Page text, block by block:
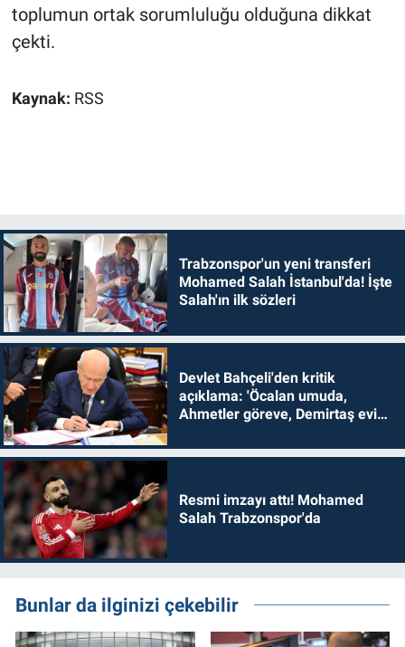
toplumun ortak sorumluluğu olduğuna dikkat
çekti.
Kaynak: RSS
Trabzonspor'un yeni transferi
Mohamed Salah İstanbul'da! İşte
Salah'ın ilk sözleri
Devlet Bahçeli'den kritik
açıklama: 'Öcalan umuda,
Ahmetler göreve, Demirtaş evine
Resmi imzayı attı! Mohamed
Salah Trabzonspor'da
Bunlar da ilginizi çekebilir